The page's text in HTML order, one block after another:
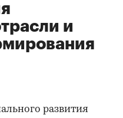
и
развития